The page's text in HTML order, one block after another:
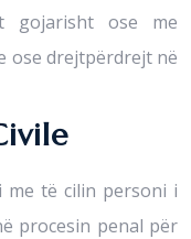
gojarisht ose me
ose drejtpërdrejt në
me të cilin personi i
procesin penal për